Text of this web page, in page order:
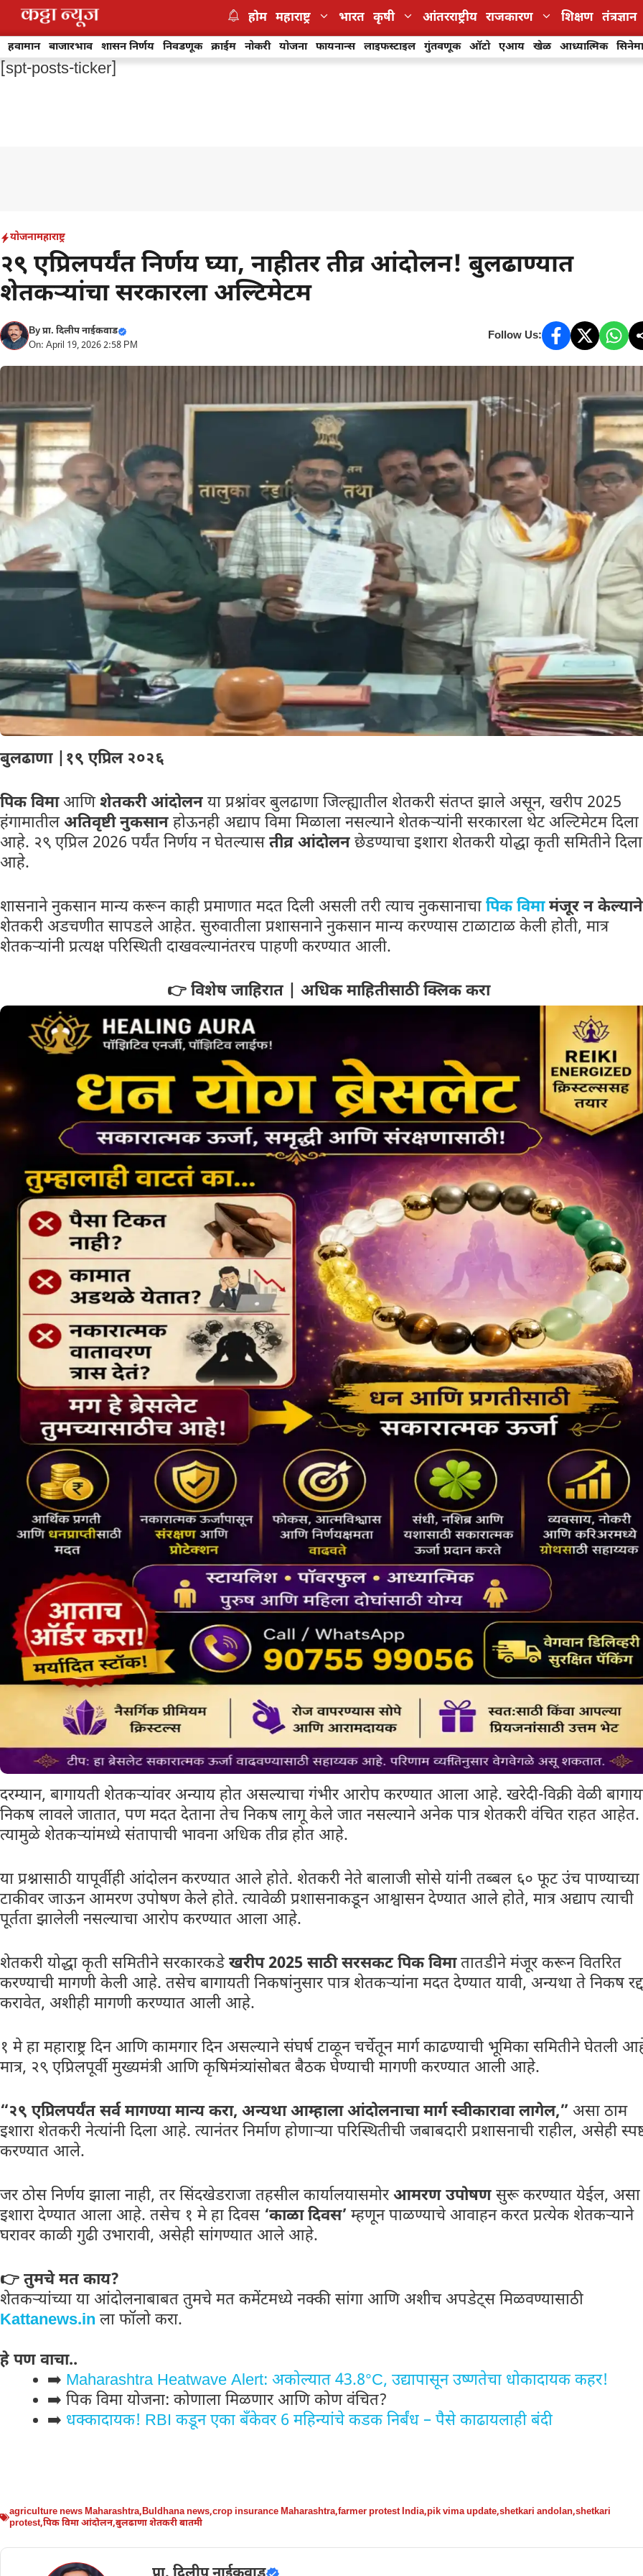
Skip
content
होम महाराष्ट्र भारत कृषी आंतरराष्ट्रीय राजकारण शिक्षण तंत्रज्ञान
हवामान बाजारभाव शासन निर्णय निवडणूक क्राईम नोकरी योजना फायनान्स लाइफस्टाइल गुंतवणूक ऑटो एआय खेळ आध्यात्मिक सिनेमा
[spt-posts-ticker]
योजनामहाराष्ट्र
२९ एप्रिलपर्यंत निर्णय घ्या, नाहीतर तीव्र आंदोलन! बुलढाण्यात
शेतकऱ्यांचा सरकारला अल्टिमेटम
Byप्रा. दिलीप नाईकवाड
On: April 19, 2026 2:58 PM
Follow Us:
बुलढाणा |१९ एप्रिल २०२६
पिक विमाआणिशेतकरी आंदोलन या प्रश्नांवर बुलढाणा जिल्ह्यातील शेतकरी संतप्त झाले असून, खरीप 2025
हंगामातीलअतिवृष्टी नुकसान होऊनही अद्याप विमा मिळाला नसल्याने शेतकऱ्यांनी सरकारला थेट अल्टिमेटम दिला
आहे. २९ एप्रिल 2026 पर्यंत निर्णय न घेतल्यासतीव्र आंदोलन छेडण्याचा इशारा शेतकरी योद्धा कृती समितीने दिला
आहे.
शासनाने नुकसान मान्य करून काही प्रमाणात मदत दिली असली तरी त्याच नुकसानाचा पिक विमामंजूर न केल्याने
शेतकरी अडचणीत सापडले आहेत. सुरुवातीला प्रशासनाने नुकसान मान्य करण्यास टाळाटाळ केली होती, मात्र
शेतकऱ्यांनी प्रत्यक्ष परिस्थिती दाखवल्यानंतरच पाहणी करण्यात आली.
👉 विशेष जाहिरात | अधिक माहितीसाठी क्लिक करा
दरम्यान, बागायती शेतकऱ्यांवर अन्याय होत असल्याचा गंभीर आरोप करण्यात आला आहे. खरेदी-विक्री वेळी
निकष लावले जातात, पण मदत देताना तेच निकष लागू केले जात नसल्याने अनेक पात्र शेतकरी वंचित राहत आहेत.
त्यामुळे शेतकऱ्यांमध्ये संतापाची भावना अधिक तीव्र होत आहे.
या प्रश्नासाठी यापूर्वीही आंदोलन करण्यात आले होते. शेतकरी नेते बालाजी सोसे यांनी तब्बल ६० फूट उंच पाण्याच्या
टाकीवर जाऊन आमरण उपोषण केले होते. त्यावेळी प्रशासनाकडून आश्वासन देण्यात आले होते, मात्र अद्याप त्याची
पूर्तता झालेली नसल्याचा आरोप करण्यात आला आहे.
शेतकरी योद्धा कृती समितीने सरकारकडे खरीप 2025 साठी सरसकट पिक विमातातडीने मंजूर करून वितरित
करण्याची मागणी केली आहे. तसेच बागायती निकषांनुसार पात्र शेतकऱ्यांना मदत देण्यात यावी, अन्यथा ते निकष रद्द
करावेत, अशीही मागणी करण्यात आली आहे.
१ मे हा महाराष्ट्र दिन आणि कामगार दिन असल्याने संघर्ष टाळून चर्चेतून मार्ग काढण्याची भूमिका समितीने घेतली
मात्र, २९ एप्रिलपूर्वी मुख्यमंत्री आणि कृषिमंत्र्यांसोबत बैठक घेण्याची मागणी करण्यात आली आहे.
“२९ एप्रिलपर्यंत सर्व मागण्या मान्य करा, अन्यथा आम्हाला आंदोलनाचा मार्ग स्वीकारावा लागेल,” असा ठाम
इशारा शेतकरी नेत्यांनी दिला आहे. त्यानंतर निर्माण होणाऱ्या परिस्थितीची जबाबदारी प्रशासनाची राहील, असेही
करण्यात आले.
जर ठोस निर्णय झाला नाही, तर सिंदखेडराजा तहसील कार्यालयासमोरआमरण उपोषण सुरू करण्यात येईल, असा
इशारा देण्यात आला आहे. तसेच १ मे हा दिवस ‘काळा दिवस’ म्हणून पाळण्याचे आवाहन करत प्रत्येक शेतकऱ्याने
घरावर काळी गुढी उभारावी, असेही सांगण्यात आले आहे.
👉 तुमचे मत काय?
शेतकऱ्यांच्या या आंदोलनाबाबत तुमचे मत कमेंटमध्ये नक्की सांगा आणि अशीच अपडेट्स मिळवण्यासाठी
Kattanews.in ला फॉलो करा.
हे पण वाचा..
➡️ Maharashtra Heatwave Alert: अकोल्यात 43.8°C, उद्यापासून उष्णतेचा धोकादायक कहर!
➡️ पिक विमा योजना: कोणाला मिळणार आणि कोण वंचित?
➡️ धक्कादायक! RBI कडून एका बँकेवर 6 महिन्यांचे कडक निर्बंध – पैसे काढायलाही बंदी
agriculture news Maharashtra,Buldhana news,crop insurance Maharashtra,farmer protest India,pik vima update,shetkari andolan,shetkari
protest,पिक विमा आंदोलन,बुलढाणा शेतकरी बातमी